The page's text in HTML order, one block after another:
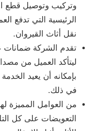
وتركيب وتوصيل قطع
الرئيسية التي تدفع
نقل أثاث القيروان.
تقدم الشركة ضمانات
ليتأكد العميل من
بإمكانه أن يعيد
في ذلك.
من العوامل المميزة
التعويضات على كل